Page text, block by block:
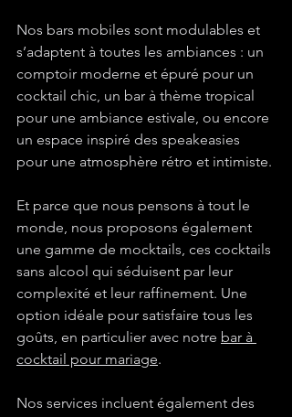
Nos bars mobiles sont modulables et
s’adaptent à toutes les ambiances : un
comptoir moderne et épuré pour un
cocktail chic, un bar à thème tropical
pour une ambiance estivale, ou encore
un espace inspiré des speakeasies
pour une atmosphère rétro et intimiste.
Et parce que nous pensons à tout le
monde, nous proposons également
une gamme de mocktails, ces cocktails
sans alcool qui séduisent par leur
complexité et leur raffinement. Une
option idéale pour satisfaire tous les
goûts, en particulier avec notre bar à
cocktail pour mariage.
Nos services incluent également des